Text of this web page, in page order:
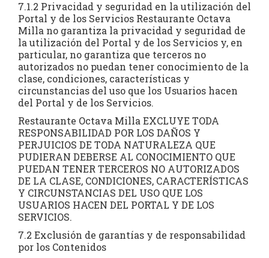
7.1.2 Privacidad y seguridad en la utilización del
Portal y de los Servicios Restaurante Octava
Milla no garantiza la privacidad y seguridad de
la utilización del Portal y de los Servicios y, en
particular, no garantiza que terceros no
autorizados no puedan tener conocimiento de la
clase, condiciones, características y
circunstancias del uso que los Usuarios hacen
del Portal y de los Servicios.
Restaurante Octava Milla EXCLUYE TODA
RESPONSABILIDAD POR LOS DAÑOS Y
PERJUICIOS DE TODA NATURALEZA QUE
PUDIERAN DEBERSE AL CONOCIMIENTO QUE
PUEDAN TENER TERCEROS NO AUTORIZADOS
DE LA CLASE, CONDICIONES, CARACTERÍSTICAS
Y CIRCUNSTANCIAS DEL USO QUE LOS
USUARIOS HACEN DEL PORTAL Y DE LOS
SERVICIOS.
7.2 Exclusión de garantías y de responsabilidad
por los Contenidos